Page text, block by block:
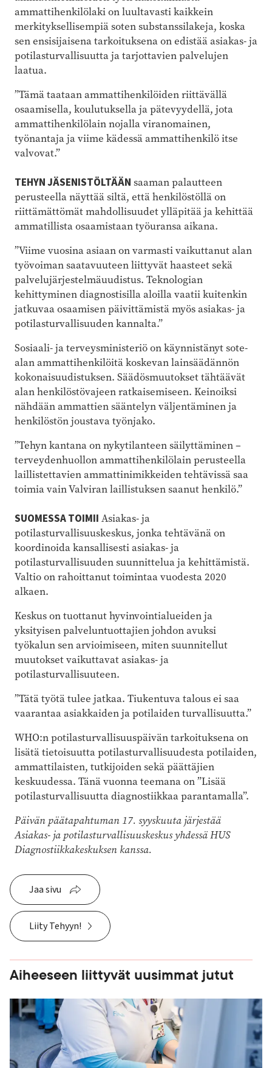
ammattihenkilölaki on luultavasti kaikkein
merkityksellisempiä soten substanssilakeja, koska
sen ensisijaisena tarkoituksena on edistää asiakas- ja
potilasturvallisuutta ja tarjottavien palvelujen
laatua.
”Tämä taataan ammattihenkilöiden riittävällä
osaamisella, koulutuksella ja pätevyydellä, jota
ammattihenkilölain nojalla viranomainen,
työnantaja ja viime kädessä ammattihenkilö itse
valvovat.”
TEHYN JÄSENISTÖLTÄÄN saaman palautteen
perusteella näyttää siltä, että henkilöstöllä on
riittämättömät mahdollisuudet ylläpitää ja kehittää
ammatillista osaamistaan työuransa aikana.
”Viime vuosina asiaan on varmasti vaikuttanut alan
työvoiman saatavuuteen liittyvät haasteet sekä
palvelujärjestelmäuudistus. Teknologian
kehittyminen diagnostisilla aloilla vaatii kuitenkin
jatkuvaa osaamisen päivittämistä myös asiakas- ja
potilasturvallisuuden kannalta.”
Sosiaali- ja terveysministeriö on käynnistänyt sote-
alan ammattihenkilöitä koskevan lainsäädännön
kokonaisuudistuksen. Säädösmuutokset tähtäävät
alan henkilöstövajeen ratkaisemiseen. Keinoiksi
nähdään ammattien sääntelyn väljentäminen ja
henkilöstön joustava työnjako.
”Tehyn kantana on nykytilanteen säilyttäminen –
terveydenhuollon ammattihenkilölain perusteella
laillistettavien ammattinimikkeiden tehtävissä saa
toimia vain Valviran laillistuksen saanut henkilö.”
SUOMESSA TOIMII Asiakas- ja
potilasturvallisuuskeskus, jonka tehtävänä on
koordinoida kansallisesti asiakas- ja
potilasturvallisuuden suunnittelua ja kehittämistä.
Valtio on rahoittanut toimintaa vuodesta 2020
alkaen.
Keskus on tuottanut hyvinvointialueiden ja
yksityisen palveluntuottajien johdon avuksi
työkalun sen arvioimiseen, miten suunnitellut
muutokset vaikuttavat asiakas- ja
potilasturvallisuuteen.
”Tätä työtä tulee jatkaa. Tiukentuva talous ei saa
vaarantaa asiakkaiden ja potilaiden turvallisuutta.”
WHO:n potilasturvallisuuspäivän tarkoituksena on
lisätä tietoisuutta potilasturvallisuudesta potilaiden,
ammattilaisten, tutkijoiden sekä päättäjien
keskuudessa. Tänä vuonna teemana on ”Lisää
potilasturvallisuutta diagnostiikkaa parantamalla”.
Päivän päätapahtuman 17. syyskuuta järjestää
Asiakas- ja potilasturvallisuuskeskus yhdessä HUS
Diagnostiikkakeskuksen kanssa.
Jaa sivu
Liity Tehyyn!
Aiheeseen liittyvät uusimmat jutut